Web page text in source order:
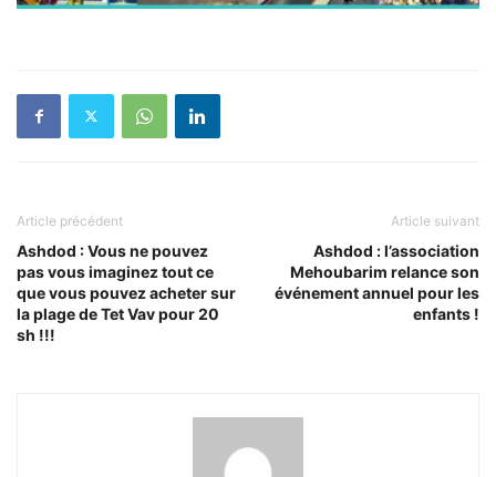
Article précédent
Ashdod : Vous ne pouvez
pas vous imaginez tout ce
que vous pouvez acheter sur
la plage de Tet Vav pour 20
sh !!!
Article suivant
Ashdod : l’association
Mehoubarim relance son
événement annuel pour les
enfants !